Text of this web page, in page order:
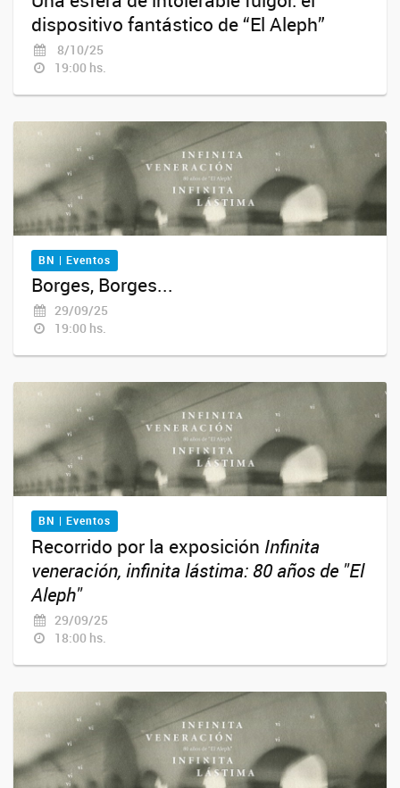
dispositivo fantástico de “El Aleph”
8/10/25
19:00 hs.
BN | Eventos
Borges, Borges...
29/09/25
19:00 hs.
BN | Eventos
Recorrido por la exposición Infinita
veneración, infinita lástima: 80 años de "El
Aleph"
29/09/25
18:00 hs.